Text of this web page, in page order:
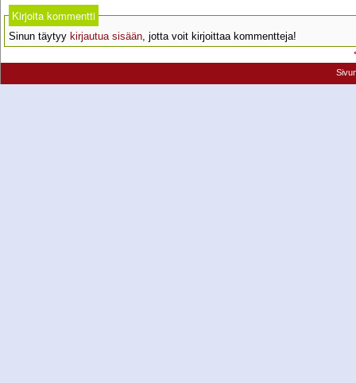
Kirjoita kommentti
Sinun täytyy kirjautua sisään , jotta voit kirjoittaa kommentteja!